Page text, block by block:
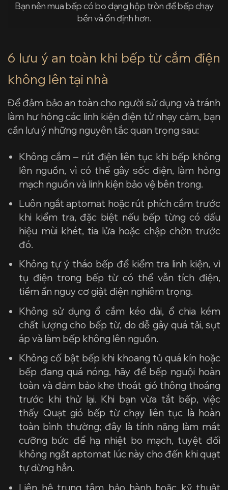
Bạn nên mua bếp có bo dạng hộp tròn để bếp chạy
bền và ổn định hơn.
6 lưu ý an toàn khi bếp từ cắm điện
không lên tại nhà
Để đảm bảo an toàn cho người sử dụng và tránh
làm hư hỏng các linh kiện điện tử nhạy cảm, bạn
cần lưu ý những nguyên tắc quan trọng sau:
Không cắm – rút điện liên tục khi bếp không
lên nguồn, vì có thể gây sốc điện, làm hỏng
mạch nguồn và linh kiện bảo vệ bên trong.
Luôn ngắt aptomat hoặc rút phích cắm trước
khi kiểm tra, đặc biệt nếu bếp từng có dấu
hiệu mùi khét, tia lửa hoặc chập chờn trước
đó.
Không tự ý tháo bếp để kiểm tra linh kiện, vì
tụ điện trong bếp từ có thể vẫn tích điện,
tiềm ẩn nguy cơ giật điện nghiêm trọng.
Không sử dụng ổ cắm kéo dài, ổ chia kém
chất lượng cho bếp từ, do dễ gây quá tải, sụt
áp và làm bếp không lên nguồn.
Không cố bật bếp khi khoang tủ quá kín hoặc
bếp đang quá nóng, hãy để bếp nguội hoàn
toàn và đảm bảo khe thoát gió thông thoáng
trước khi thử lại. Khi bạn vừa tắt bếp, việc
thấy Quạt gió bếp từ chạy liên tục là hoàn
toàn bình thường; đây là tính năng làm mát
cưỡng bức để hạ nhiệt bo mạch, tuyệt đối
không ngắt aptomat lúc này cho đến khi quạt
tự dừng hẳn.
Liên hệ trung tâm bảo hành hoặc kỹ thuật